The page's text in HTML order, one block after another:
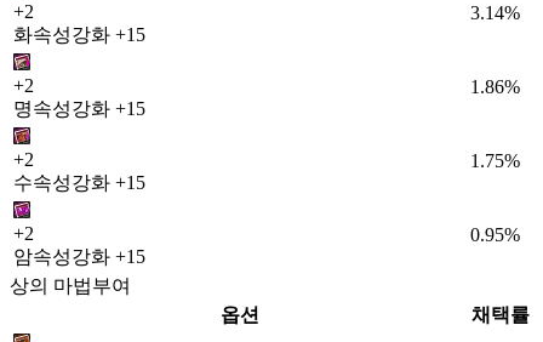
+2
화속성강화 +15
3.14%
+2
명속성강화 +15
1.86%
+2
수속성강화 +15
1.75%
+2
암속성강화 +15
0.95%
상의 마법부여
옵션
채택률